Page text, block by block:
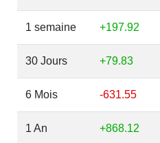
1 semaine +197.92
30 Jours +79.83
6 Mois -631.55
1 An +868.12